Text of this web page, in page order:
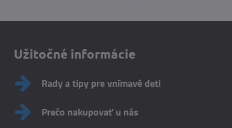
Užitočné informácie
Rady a tipy pre vnímavé deti
Prečo nakupovať u nás